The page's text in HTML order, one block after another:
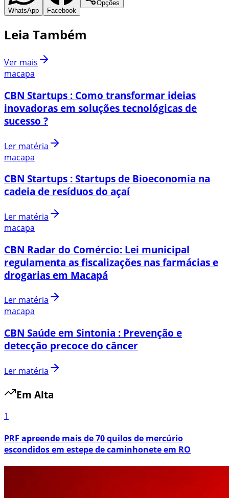
WhatsApp Facebook
Opções
Leia Também
Ver mais
macapa
CBN Startups : Como transformar ideias
inovadoras em soluções tecnológicas de
sucesso ?
Ler matéria
macapa
CBN Startups : Startups de Bioeconomia na
cadeia de resíduos do açaí
Ler matéria
macapa
CBN Radar do Comércio: Lei municipal
regulamenta as fiscalizações nas farmácias e
drogarias em Macapá
Ler matéria
macapa
CBN Saúde em Sintonia : Prevenção e
detecção precoce do câncer
Ler matéria
Em Alta
1
PRF apreende mais de 70 quilos de mercúrio
escondidos em estepe de caminhonete em RO